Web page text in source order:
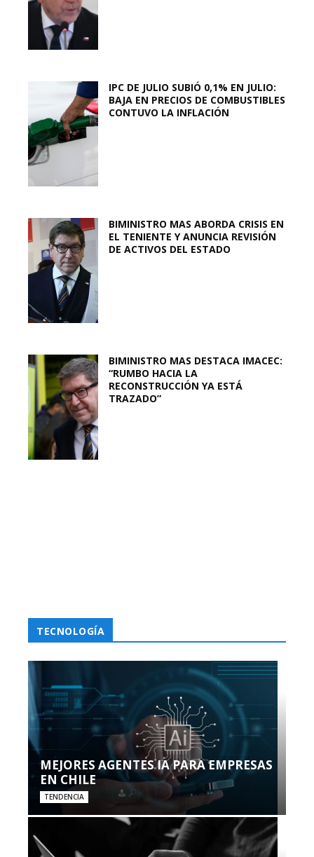
IPC DE JULIO SUBIÓ 0,1% EN JULIO:
BAJA EN PRECIOS DE COMBUSTIBLES
CONTUVO LA INFLACIÓN
BIMINISTRO MAS ABORDA CRISIS EN
EL TENIENTE Y ANUNCIA REVISIÓN
DE ACTIVOS DEL ESTADO
BIMINISTRO MAS DESTACA IMACEC:
“RUMBO HACIA LA
RECONSTRUCCIÓN YA ESTÁ
TRAZADO”
TECNOLOGÍA
MEJORES AGENTES IA PARA EMPRESAS
EN CHILE
TENDENCIA